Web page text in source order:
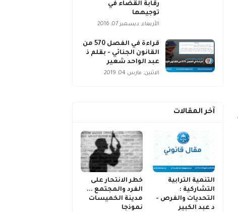
رقابة القضاء في
توجيهها
الأربعاء, ديسمبر 07, 2016
قراءة في الفصل 570 من
القانون الجنائي - بقلم ذ
عبد الواحد شعير
الاثنين, مارس 04, 2019
آخر المقالات
التنمية الترابية
التشاركية :
التحديات والفرص -
د عبد الكبير
خطر الانتحار على
الفرد والمجتمع ...
مدينة الخميسات
نموذجا